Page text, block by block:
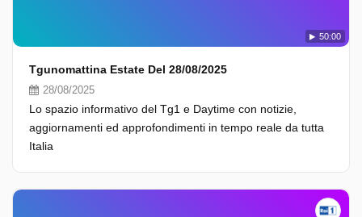
50:00
Tgunomattina Estate Del 28/08/2025
28/08/2025
Lo spazio informativo del Tg1 e Daytime con notizie,
aggiornamenti ed approfondimenti in tempo reale da tutta
Italia